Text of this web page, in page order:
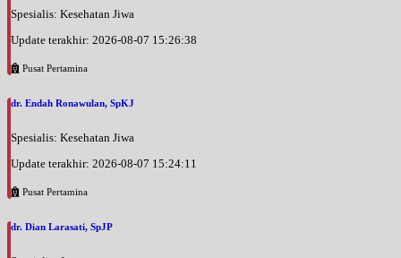
Spesialis: Kesehatan Jiwa
Update terakhir: 2026-08-07 15:26:38
Pusat Pertamina
dr. Endah Ronawulan, SpKJ
Spesialis: Kesehatan Jiwa
Update terakhir: 2026-08-07 15:24:11
Pusat Pertamina
dr. Dian Larasati, SpJP